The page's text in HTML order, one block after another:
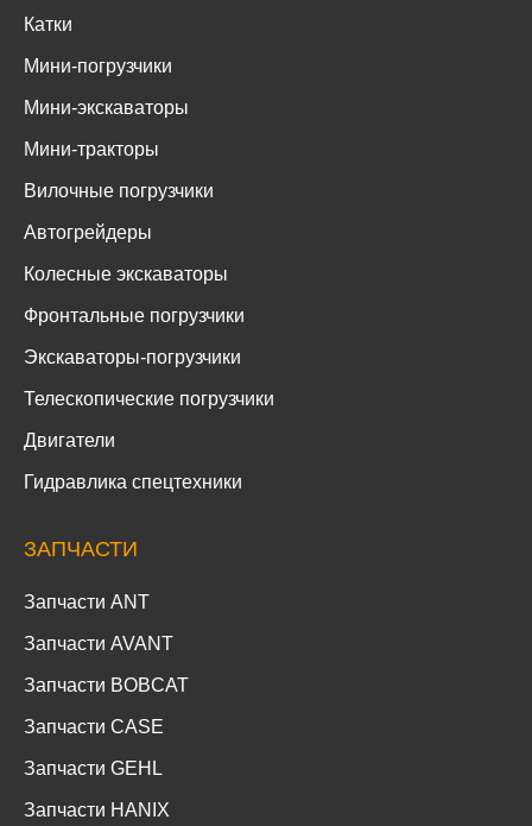
Катки
Мини-погрузчики
Мини-экскаваторы
Мини-тракторы
Вилочные погрузчики
Автогрейдеры
Колесные экскаваторы
Фронтальные погрузчики
Экскаваторы-погрузчики
Телескопические погрузчики
Двигатели
Гидравлика спецтехники
ЗАПЧАСТИ
Запчасти ANT
Запчасти AVANT
Запчасти BOBCAT
Запчасти CASE
Запчасти GEHL
Запчасти HANIX